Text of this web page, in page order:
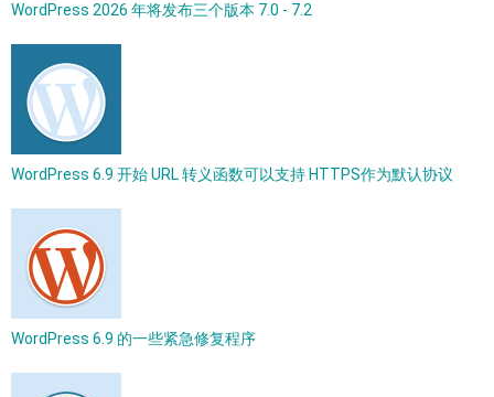
WordPress 2026 年将发布三个版本 7.0 - 7.2
WordPress 6.9 开始 URL 转义函数可以支持 HTTPS作为默认协议
WordPress 6.9 的一些紧急修复程序